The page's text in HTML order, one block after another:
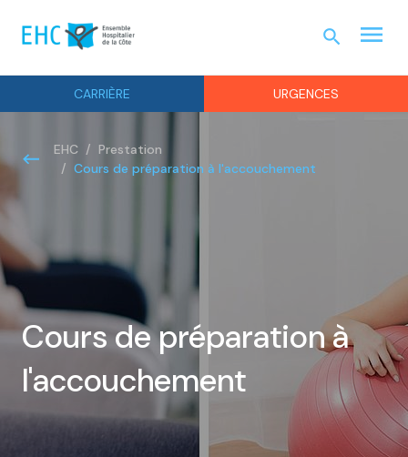
CARRIÈRE URGENCES
search menu
EHC
Prestation
Cours de préparation à l'accouchement
Cours de préparation à
l'accouchement